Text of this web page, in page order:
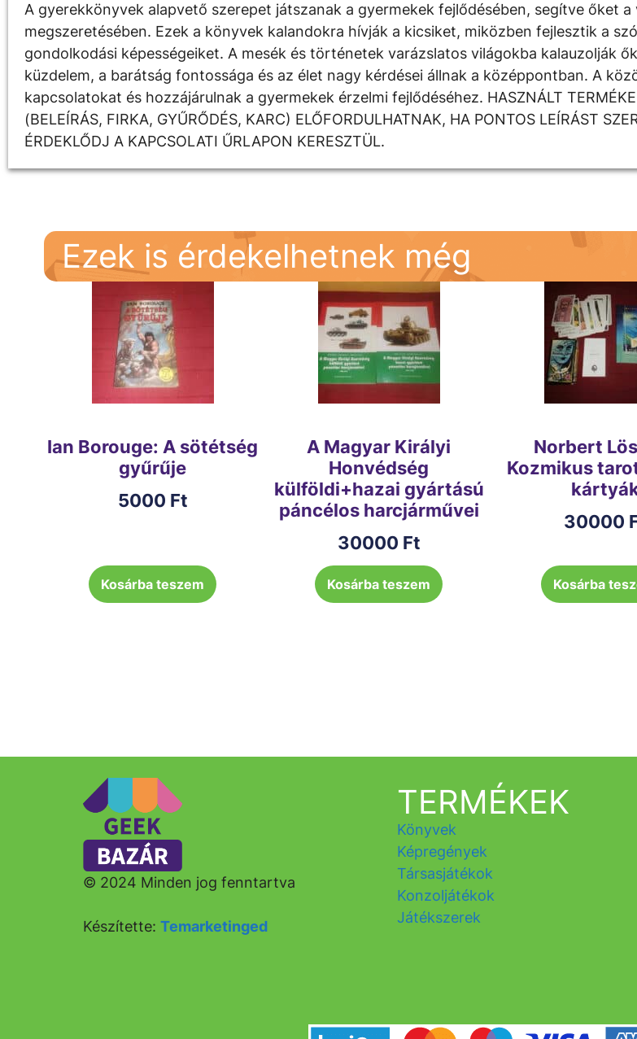
A gyerekkönyvek alapvető szerepet játszanak a gyermekek fejlődésében, segítve őket
megszeretésében. Ezek a könyvek kalandokra hívják a kicsiket, miközben fejlesztik a
gondolkodási képességeiket. A mesék és történetek varázslatos világokba kalauzolják
küzdelem, a barátság fontossága és az élet nagy kérdései állnak a középpontban. A
kapcsolatokat és hozzájárulnak a gyermekek érzelmi fejlődéséhez. HASZNÁLT
(BELEÍRÁS, FIRKA, GYŰRŐDÉS, KARC) ELŐFORDULHATNAK, HA PONTOS LEÍRÁST
ÉRDEKLŐDJ A KAPCSOLATI ŰRLAPON KERESZTÜL.
Ezek is érdekelhetnek még
Ian Borouge: A sötétség
gyűrűje
5000 Ft
Kosárba teszem
A Magyar Királyi
Honvédség
külföldi+hazai gyártású
páncélos harcjárművei
30000 Ft
Kosárba teszem
Norbert
Kozmikus
30000
Kosárba
© 2024 Minden jog fenntartva
Készítette: Temarketinged
TERMÉKEK
Könyvek
Képregények
Társasjátékok
Konzoljátékok
Játékszerek